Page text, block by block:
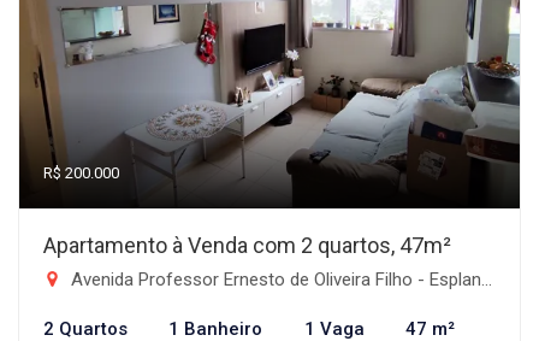
R$ 200.000
Apartamento à Venda com 2 quartos, 47m²
Avenida Professor Ernesto de Oliveira Filho - Esplanada Independência, Taubaté-SP
2 Quartos 1 Banheiro 1 Vaga 47 m²